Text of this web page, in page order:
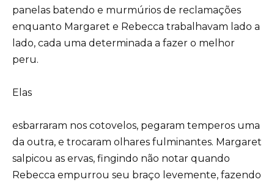
panelas batendo e murmúrios de reclamações
enquanto Margaret e Rebecca trabalhavam lado a
lado, cada uma determinada a fazer o melhor
peru.
Elas
esbarraram nos cotovelos, pegaram temperos uma
da outra, e trocaram olhares fulminantes. Margaret
salpicou as ervas, fingindo não notar quando
Rebecca empurrou seu braço levemente, fazendo